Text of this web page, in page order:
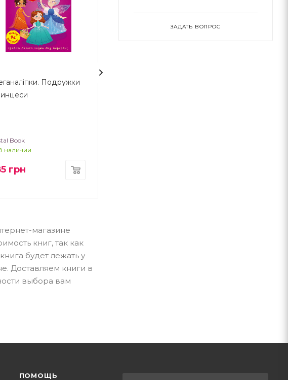
Подружки
Book
наличии
грн
магазине
книг, так как
будет лежать у
Доставляем книги в
выбора вам
ЗАДАТЬ ВОПРОС
ПОМОЩЬ